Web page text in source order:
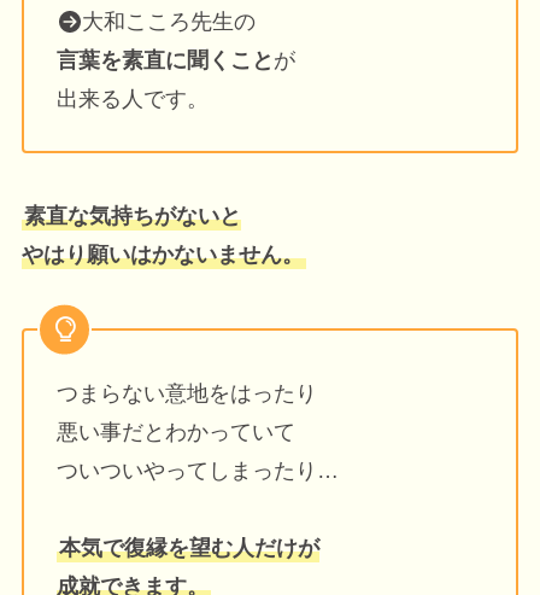
大和こころ先生の
言葉を素直に聞くこと が
出来る人です。
素直な気持ちがないと
やはり願いはかないません。
つまらない意地をはったり
悪い事だとわかっていて
ついついやってしまったり…
本気で復縁を望む人だけが
成就できます。